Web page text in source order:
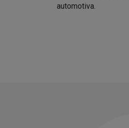
automotiva.